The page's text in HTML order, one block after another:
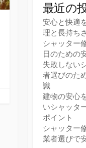
最近の
安心と快適
理と長持ち
シャッター
日のための
失敗しない
者選びのた
識
建物の安心
いシャッタ
ポイント
シャッター
業者選びで